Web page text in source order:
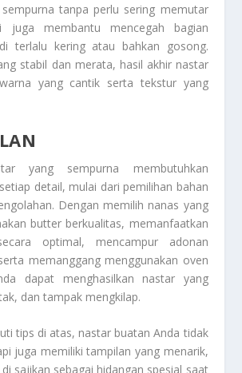
tanpa perlu sering memutar
juga membantu mencegah bagian
terlalu kering atau bahkan gosong.
stabil dan merata, hasil akhir nastar
yang cantik serta tekstur yang
yang sempurna membutuhkan
detail, mulai dari pemilihan bahan
Dengan memilih nanas yang
butter berkualitas, memanfaatkan
optimal, mencampur adonan
memanggang menggunakan oven
dapat menghasilkan nastar yang
dan tampak mengkilap.
tips di atas, nastar buatan Anda tidak
juga memiliki tampilan yang menarik,
sajikan sebagai hidangan spesial saat